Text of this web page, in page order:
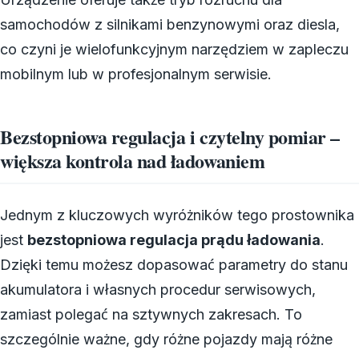
samochodów z silnikami benzynowymi oraz diesla,
co czyni je wielofunkcyjnym narzędziem w zapleczu
mobilnym lub w profesjonalnym serwisie.
Bezstopniowa regulacja i czytelny pomiar –
większa kontrola nad ładowaniem
Jednym z kluczowych wyróżników tego prostownika
jest bezstopniowa regulacja prądu ładowania.
Dzięki temu możesz dopasować parametry do stanu
akumulatora i własnych procedur serwisowych,
zamiast polegać na sztywnych zakresach. To
szczególnie ważne, gdy różne pojazdy mają różne